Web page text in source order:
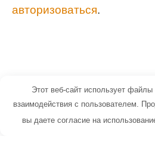
авторизоваться.
© 2026 Маленький Гений
детей и их родителей
Этот веб-сайт использует
взаимодействия с пользователем.
вы даете согласие на